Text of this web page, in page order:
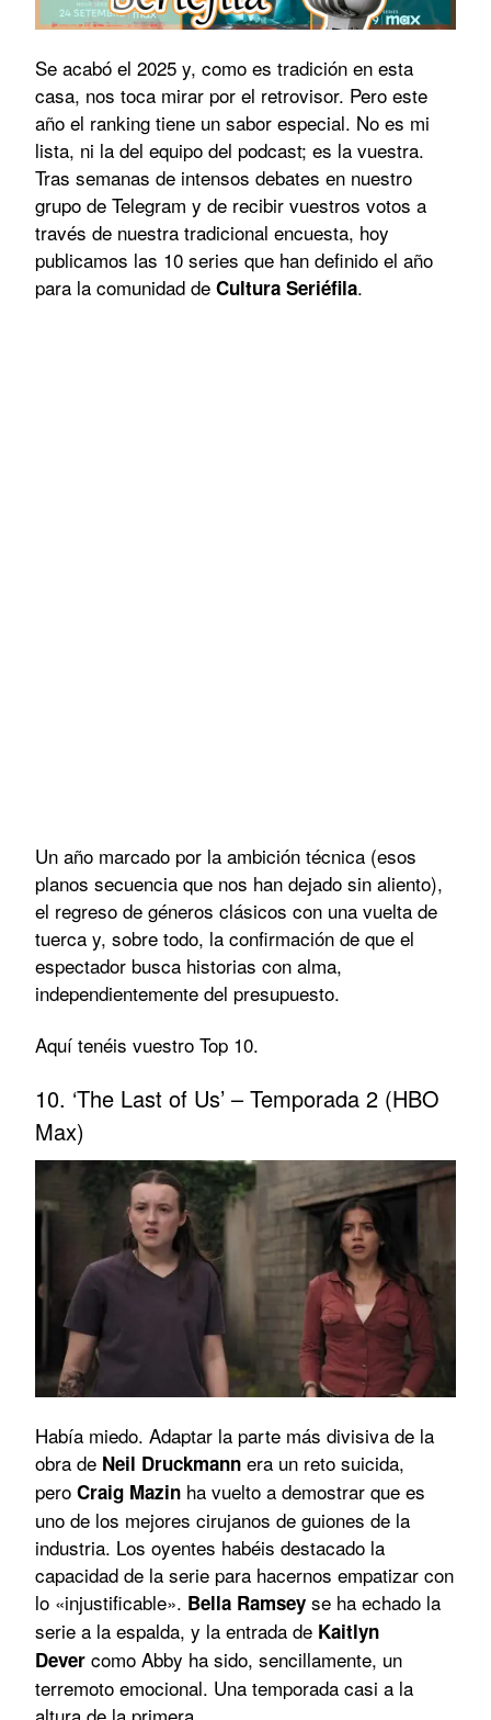
Se acabó el 2025 y, como es tradición en esta
casa, nos toca mirar por el retrovisor. Pero este
año el ranking tiene un sabor especial. No es mi
lista, ni la del equipo del podcast; es la vuestra.
Tras semanas de intensos debates en nuestro
grupo de Telegram y de recibir vuestros votos a
través de nuestra tradicional encuesta, hoy
publicamos las 10 series que han definido el año
para la comunidad de Cultura Seriéfila.
Un año marcado por la ambición técnica (esos
planos secuencia que nos han dejado sin aliento),
el regreso de géneros clásicos con una vuelta de
tuerca y, sobre todo, la confirmación de que el
espectador busca historias con alma,
independientemente del presupuesto.
Aquí tenéis vuestro Top 10.
10. ‘The Last of Us’ – Temporada 2 (HBO
Max)
Había miedo. Adaptar la parte más divisiva de la
obra de Neil Druckmann era un reto suicida,
pero Craig Mazin ha vuelto a demostrar que es
uno de los mejores cirujanos de guiones de la
industria. Los oyentes habéis destacado la
capacidad de la serie para hacernos empatizar con
lo «injustificable». Bella Ramsey se ha echado la
serie a la espalda, y la entrada de Kaitlyn
Dever como Abby ha sido, sencillamente, un
terremoto emocional. Una temporada casi a la